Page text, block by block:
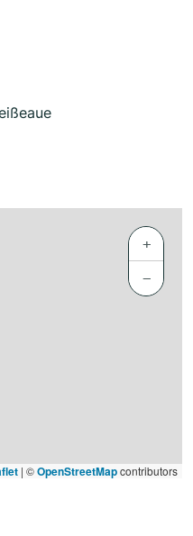
+
−
| ©OpenStreetMapcontributors